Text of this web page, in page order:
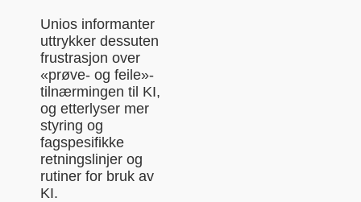
Unios informanter
uttrykker dessuten
frustrasjon over
«prøve- og feile»-
tilnærmingen til KI,
og etterlyser mer
styring og
fagspesifikke
retningslinjer og
rutiner for bruk av
KI.